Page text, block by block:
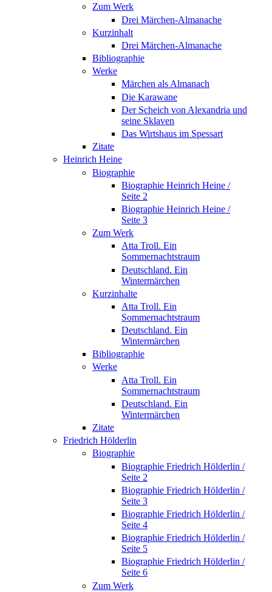
Zum Werk
Drei Märchen-Almanache
Kurzinhalt
Drei Märchen-Almanache
Bibliographie
Werke
Märchen als Almanach
Die Karawane
Der Scheich von Alexandria und
seine Sklaven
Das Wirtshaus im Spessart
Zitate
Heinrich Heine
Biographie
Biographie Heinrich Heine /
Seite 2
Biographie Heinrich Heine /
Seite 3
Zum Werk
Atta Troll. Ein
Sommernachtstraum
Deutschland. Ein
Wintermärchen
Kurzinhalte
Atta Troll. Ein
Sommernachtstraum
Deutschland. Ein
Wintermärchen
Bibliographie
Werke
Atta Troll. Ein
Sommernachtstraum
Deutschland. Ein
Wintermärchen
Zitate
Friedrich Hölderlin
Biographie
Biographie Friedrich Hölderlin /
Seite 2
Biographie Friedrich Hölderlin /
Seite 3
Biographie Friedrich Hölderlin /
Seite 4
Biographie Friedrich Hölderlin /
Seite 5
Biographie Friedrich Hölderlin /
Seite 6
Zum Werk